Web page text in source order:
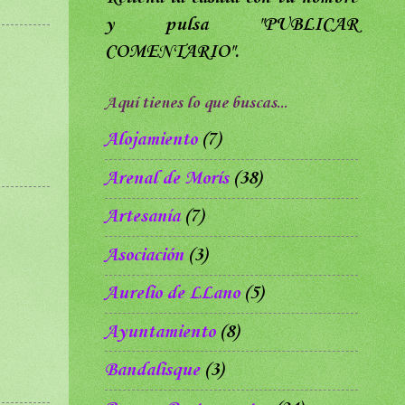
y pulsa"PUBLICAR
COMENTARIO".
Aquí tienes lo que buscas...
Alojamiento (7)
Arenal de Morís (38)
Artesanía (7)
Asociación (3)
Aurelio de LLano (5)
Ayuntamiento (8)
Bandalisque (3)